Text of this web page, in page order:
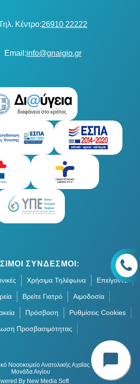
chat_bubble
Κέντρο:26910 22222
Email:info@gnaigio.gr
ΣΥΝΔΕΣΜΟΙ:
Χρήσιμα Τηλέφωνα Επείγοντα
Βρείτε Γιατρό Αιμοδοσία
Πρόσβαση Ρυθμίσεις Cookies
Προσβασιμότητας
Νοσοκομείο Ανατολικής Αχαΐας - Οργανική
Μονάδα Αιγίου
By New Media Soft